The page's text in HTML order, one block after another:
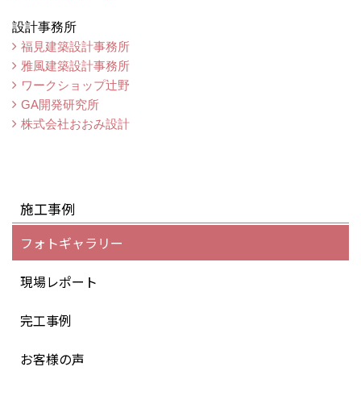
設計事務所
福見建築設計事務所
雅風建築設計事務所
ワークショップ辻野
GA開発研究所
株式会社おおみ設計
施工事例
フォトギャラリー
現場レポート
完工事例
お客様の声